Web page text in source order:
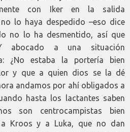
con Iker en la salida
lo haya despedido –eso dice
no lo ha desmentido, así que
abocado a una situación
¿No estaba la portería bien
y que a quien dios se la dé
andamos por ahí obligados a
hasta los lactantes saben
son centrocampistas bien
Kroos y a Luka, que no dan